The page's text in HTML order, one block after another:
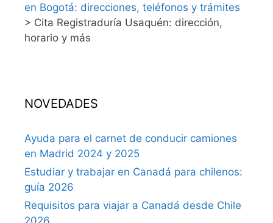
en Bogotá: direcciones, teléfonos y trámites
> Cita Registraduría Usaquén: dirección,
horario y más
NOVEDADES
Ayuda para el carnet de conducir camiones
en Madrid 2024 y 2025
Estudiar y trabajar en Canadá para chilenos:
guía 2026
Requisitos para viajar a Canadá desde Chile
2026